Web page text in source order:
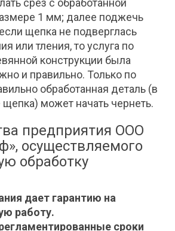
срез с обработанной
1 мм; далее поджечь
щепка не подверглась
или тления, то услуга по
конструкции была
и правильно. Только по
обработанная деталь (в
может начать чернеть.
предприятия ООО
осуществляемого
обработку
дает гарантию на
работу.
сроки